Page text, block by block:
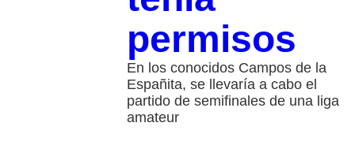
permisos
En los conocidos Campos de la
Españita, se llevaría a cabo el
partido de semifinales de una liga
amateur